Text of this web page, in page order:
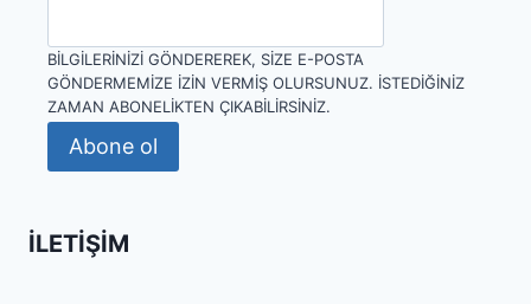
BILGILERINIZI GÖNDEREREK, SIZE E-POSTA
GÖNDERMEMIZE IZIN VERMIŞ OLURSUNUZ. İSTEDIĞINIZ
ZAMAN ABONELIKTEN ÇIKABILIRSINIZ.
Abone ol
İLETIŞIM